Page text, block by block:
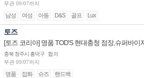
무관09/07까지
남성 여성 아동 D&S 골프 Lux
토즈
충북 청주시 흥덕구
협의
무관09/07까지
명품 잡화 슈즈 핸드백